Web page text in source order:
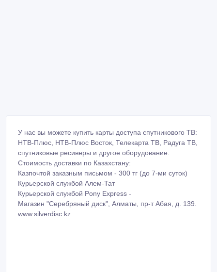
У нас вы можете купить карты доступа спутникового ТВ:
НТВ-Плюс, НТВ-Плюс Восток, Телекарта ТВ, Радуга ТВ,
спутниковые ресиверы и другое оборудование.
Стоимость доставки по Казахстану:
Казпочтой заказным письмом - 300 тг (до 7-ми суток)
Курьерской службой Алем-Тат
Курьерской службой Pony Express -
Магазин "Серебряный диск", Алматы, пр-т Абая, д. 139.
www.silverdisc.kz